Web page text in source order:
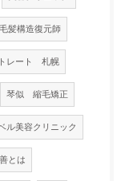
毛髪構造復元師
レート 札幌
琴似 縮毛矯正
美容クリニック
とは